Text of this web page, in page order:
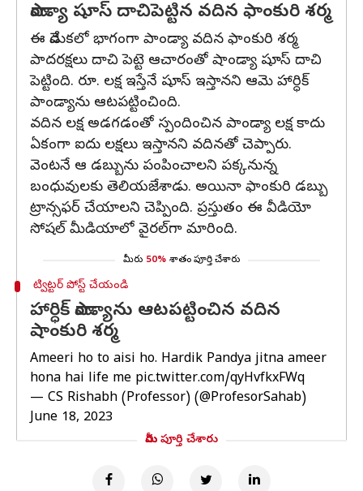
పాండ్యా షూస్ దాచిపెట్టిన వదిన ఫాంకురి శర్మ
ఈ వేడుకలో భాగంగా పాండ్యా వదిన ఫాంకురి శర్మ
పాదరక్షలు దాచి పెట్టె ఆచారంతో షాండ్యా షూస్ దాచి
పెట్టింది. రూ. లక్ష ఇస్తేనే షూస్ ఇస్తానని ఆమె హార్ధిక్
పాండ్యాను ఆటపట్టించింది.
వదిన లక్ష అడగడంతో స్పందించిన పాండ్యా లక్ష కాదు
ఏకంగా ఐదు లక్షలు ఇస్తానని వదినతో చెప్పారు.
వెంటనే ఆ డబ్బును పంపించాలని పక్కనున్న
బంధువులకు తెలియజేశాడు. అయినా ఫాంకురి డబ్బు
ట్రాన్సఫర్ చేయాలని చెప్పింది. ప్రస్తుతం ఈ వీడియో
సోషల్ మీడియాలో వైరల్‌గా మారింది.
మీరు 50% శాతం పూర్తి చేశారు
ట్విట్టర్ పోస్ట్ చేయండి
హార్ధిక్ పాండ్యాను ఆటపట్టించిన వదిన
షాంకురి శర్మ
Ameeri ho to aisi ho. Hardik Pandya jitna ameer
hona hai life me pic.twitter.com/qyHvfkxFWq
— CS Rishabh (Professor) (@ProfesorSahab)
June 18, 2023
మీరు పూర్తి చేశారు